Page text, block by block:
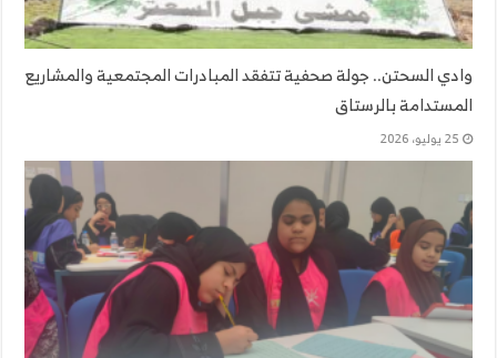
وادي السحتن.. جولة صحفية تتفقد المبادرات المجتمعية والمشاريع
المستدامة بالرستاق
25 يوليو، 2026